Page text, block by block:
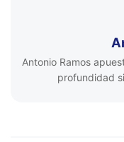
Antonio Ramos
profundidad